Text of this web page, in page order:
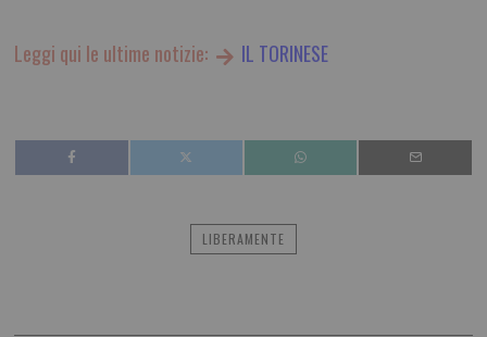
Leggi qui le ultime notizie: IL TORINESE
LIBERAMENTE